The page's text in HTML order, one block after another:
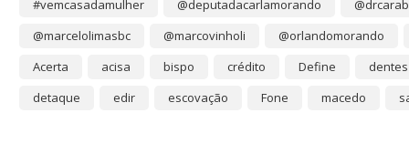
#vemcasadamulher @deputadacarlamorando
@marcelolimasbc
@marcovinholi
@orlandomorando
Acerta
acisa bispo crédito Define
dentes
detaque
edir escovação Fone macedo